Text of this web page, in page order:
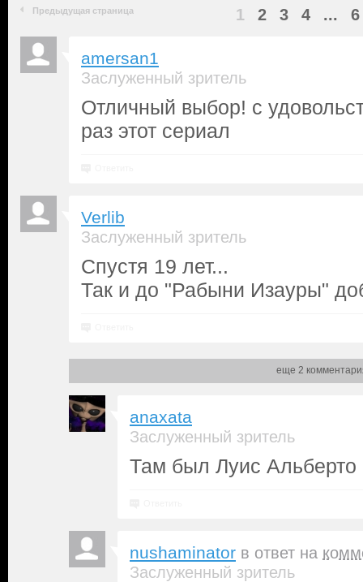
Предыдущая страница 1 2 3 4 ... 6
amersan1
Заслуженный зритель
Отличный выбор! с
раз этот сериал
Verlib
Заслуженный зритель
Спустя 19 лет...
Так и до "Рабыни Изауры"
еще 2
anaxata
Заслуженный зритель
Там был Луис Альберто
nushaminator в ответ на
Заслуженный зритель